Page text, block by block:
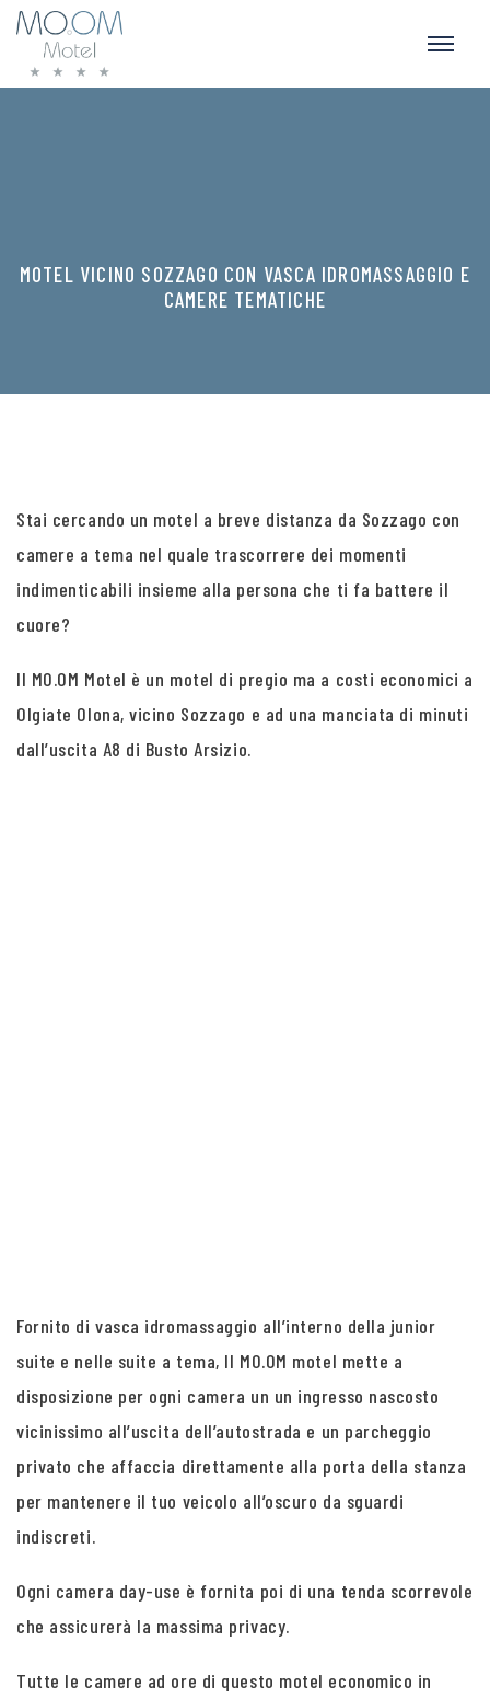
MOTEL VICINO SOZZAGO CON VASCA IDROMASSAGGIO E
CAMERE TEMATICHE
Stai cercando un motel a breve distanza da Sozzago con
camere a tema nel quale trascorrere dei momenti
indimenticabili insieme alla persona che ti fa battere il
cuore?
Il MO.OM Motel è un motel di pregio ma a costi economici a
Olgiate Olona, vicino Sozzago e ad una manciata di minuti
dall’uscita A8 di Busto Arsizio.
Fornito di vasca idromassaggio all’interno della junior
suite e nelle suite a tema, Il MO.OM motel mette a
disposizione per ogni camera un un ingresso nascosto
vicinissimo all’uscita dell’autostrada e un parcheggio
privato che affaccia direttamente alla porta della stanza
per mantenere il tuo veicolo all’oscuro da sguardi
indiscreti.
Ogni camera day-use è fornita poi di una tenda scorrevole
che assicurerà la massima privacy.
Tutte le camere ad ore di questo motel economico in